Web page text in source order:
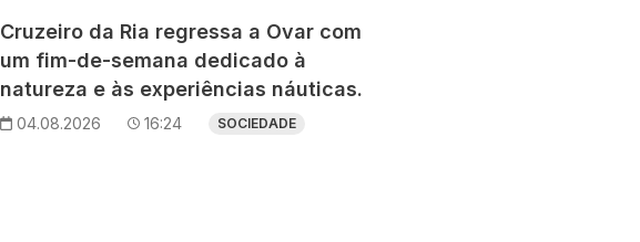
Cruzeiro da Ria regressa a Ovar com
um fim-de-semana dedicado à
natureza e às experiências náuticas.
04.08.2026 16:24 SOCIEDADE